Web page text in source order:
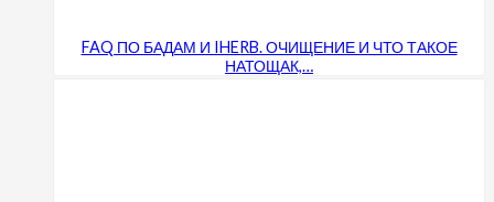
FAQ ПО БАДАМ И IHERB. ОЧИЩЕНИЕ И ЧТО ТАКОЕ
НАТОЩАК,…